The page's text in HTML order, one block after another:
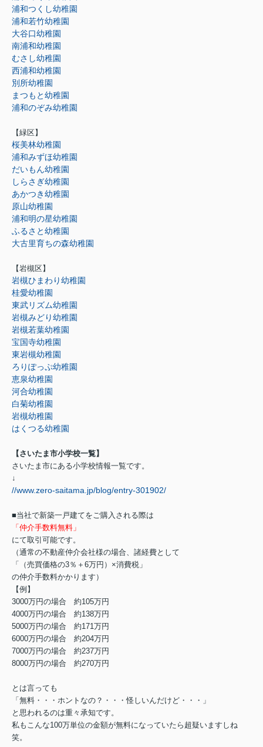
浦和つくし幼稚園
浦和若竹幼稚園
大谷口幼稚園
南浦和幼稚園
むさし幼稚園
西浦和幼稚園
別所幼稚園
まつもと幼稚園
浦和のぞみ幼稚園
【緑区】
桜美林幼稚園
浦和みずほ幼稚園
だいもん幼稚園
しらさぎ幼稚園
あかつき幼稚園
原山幼稚園
浦和明の星幼稚園
ふるさと幼稚園
大古里育ちの森幼稚園
【岩槻区】
岩槻ひまわり幼稚園
桂愛幼稚園
東武リズム幼稚園
岩槻みどり幼稚園
岩槻若葉幼稚園
宝国寺幼稚園
東岩槻幼稚園
ろりぽっぷ幼稚園
恵泉幼稚園
河合幼稚園
白菊幼稚園
岩槻幼稚園
はくつる幼稚園
【さいたま市小学校一覧】
さいたま市にある小学校情報一覧です。
↓
//www.zero-saitama.jp/blog/entry-301902/
■当社で新築一戸建てをご購入される際は
「仲介手数料無料」
にて取引可能です。
（通常の不動産仲介会社様の場合、諸経費として
「（売買価格の3％＋6万円）×消費税」
の仲介手数料かかります）
【例】
3000万円の場合 約105万円
4000万円の場合 約138万円
5000万円の場合 約171万円
6000万円の場合 約204万円
7000万円の場合 約237万円
8000万円の場合 約270万円
とは言っても
「無料・・・ホントなの？・・・怪しいんだけど・・・」
と思われるのは重々承知です。
私もこんな100万単位の金額が無料になっていたら超疑いますしね
笑。